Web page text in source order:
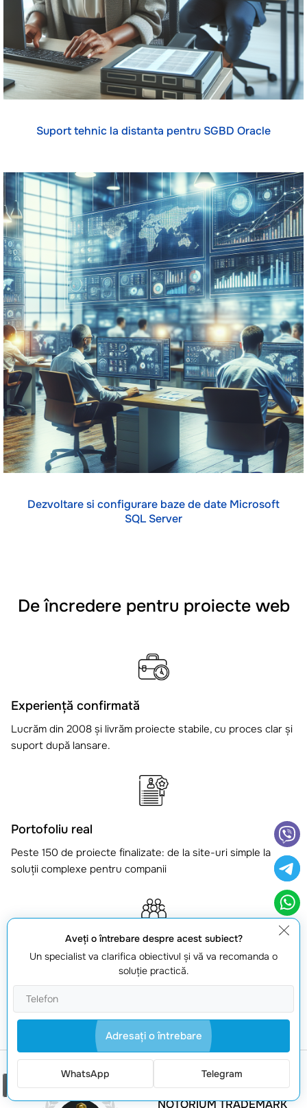
Suport tehnic la distanta pentru SGBD Oracle
Dezvoltare si configurare baze de date Microsoft
SQL Server
De încredere pentru proiecte web
Experiență confirmată
Lucrăm din 2008 și livrăm proiecte stabile, cu proces clar și
suport după lansare.
Portofoliu real
Peste 150 de proiecte finalizate: de la site-uri simple la
soluții complexe pentru companii
Echipă și responsabilitate
Specialiști pe design și dezvoltare, cu focus pe calitate,
termen și comunicare
NOTORIUM TRADEMARK
Aveţi o întrebare despre acest subiect?
Un specialist va clarifica obiectivul şi vă va recomanda o
soluţie practică.
Adresaţi o întrebare
WhatsApp Telegram
Comanda un apel